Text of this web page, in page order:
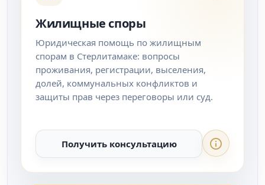
Жилищные споры
Юридическая помощь по жилищным
спорам в Стерлитамаке: вопросы
проживания, регистрации, выселения,
долей, коммунальных конфликтов и
защиты прав через переговоры или суд.
Получить консультацию